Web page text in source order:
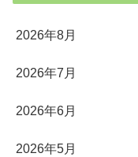
2026年8月
2026年7月
2026年6月
2026年5月